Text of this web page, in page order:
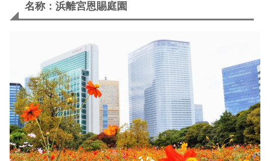
名称：浜離宮恩賜庭園